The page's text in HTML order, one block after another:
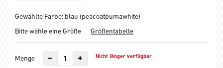
Gewählte Farbe: blau (peacoatpumawhite)
Bitte wähle eine Größe
Größentabelle
Menge Nicht länger verfügbar